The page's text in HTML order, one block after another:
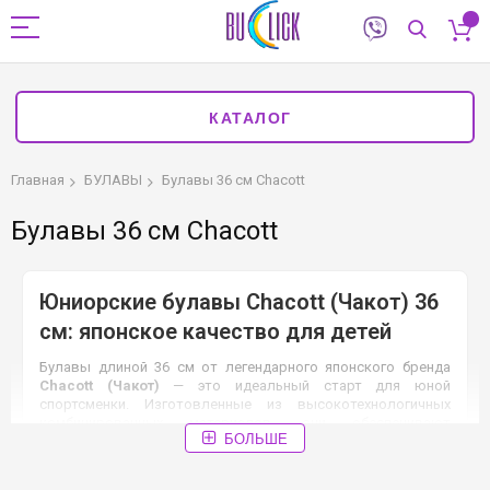
КАТАЛОГ
Главная БУЛАВЫ Булавы 36 см Chacott
Булавы 36 см Chacott
Юниорские булавы Chacott (Чакот) 36
см: японское качество для детей
Булавы длиной 36 см от легендарного японского бренда
Chacott (Чакот) — это идеальный старт для юной
спортсменки. Изготовленные из высокотехнологичных
комбинированных материалов, они обеспечивают
максимальную безопасность: пластиковая ручка придает
БОЛЬШЕ